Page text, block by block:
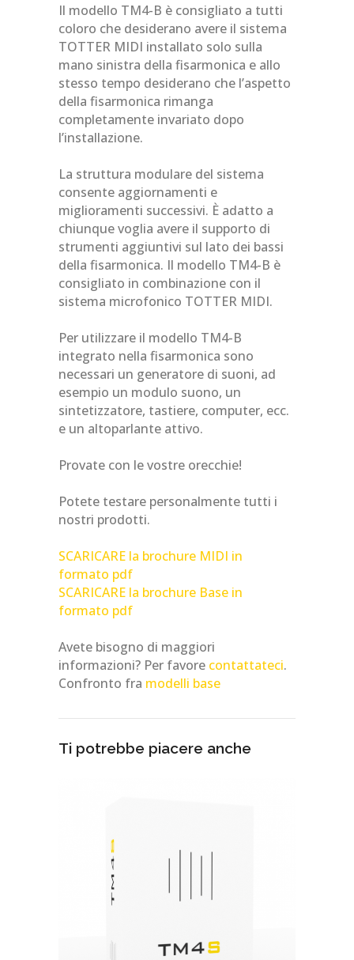
Il modello TM4-B è consigliato a tutti
coloro che desiderano avere il sistema
TOTTER MIDI installato solo sulla
mano sinistra della fisarmonica e allo
stesso tempo desiderano che l’aspetto
della fisarmonica rimanga
completamente invariato dopo
l’installazione.
La struttura modulare del sistema
consente aggiornamenti e
miglioramenti successivi. È adatto a
chiunque voglia avere il supporto di
strumenti aggiuntivi sul lato dei bassi
della fisarmonica. Il modello TM4-B è
consigliato in combinazione con il
sistema microfonico TOTTER MIDI.
Per utilizzare il modello TM4-B
integrato nella fisarmonica sono
necessari un generatore di suoni, ad
esempio un modulo suono, un
sintetizzatore, tastiere, computer, ecc.
e un altoparlante attivo.
Provate con le vostre orecchie!
Potete testare personalmente tutti i
nostri prodotti.
SCARICARE la brochure MIDI in
formato pdf
SCARICARE la brochure Base in
formato pdf
Avete bisogno di maggiori
informazioni? Per favore contattateci.
Confronto fra modelli base
Ti potrebbe piacere anche